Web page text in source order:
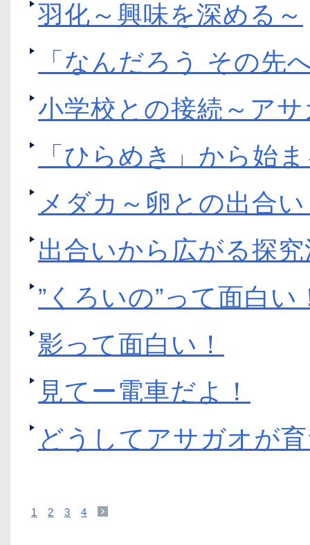
羽化～興味を深める～
「なんだろう その先
小学校との接続～ア
「ひらめき」から始
メダカ～卵との出合
出合いから広がる探
”くろいの”って面白い
影って面白い！
見てー電車だよ！
どうしてアサガオが
1 2 3 4